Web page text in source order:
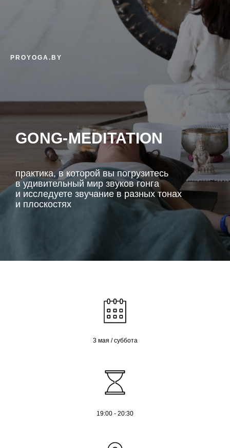
PROYOGA.BY
GONG-MEDITATION
практика, в которой вы погрузитесь
в удивительный мир звуков гонга
и исследуете звучание в разных тонах
и плоскостях
3 мая / суббота
19:00 - 20:30